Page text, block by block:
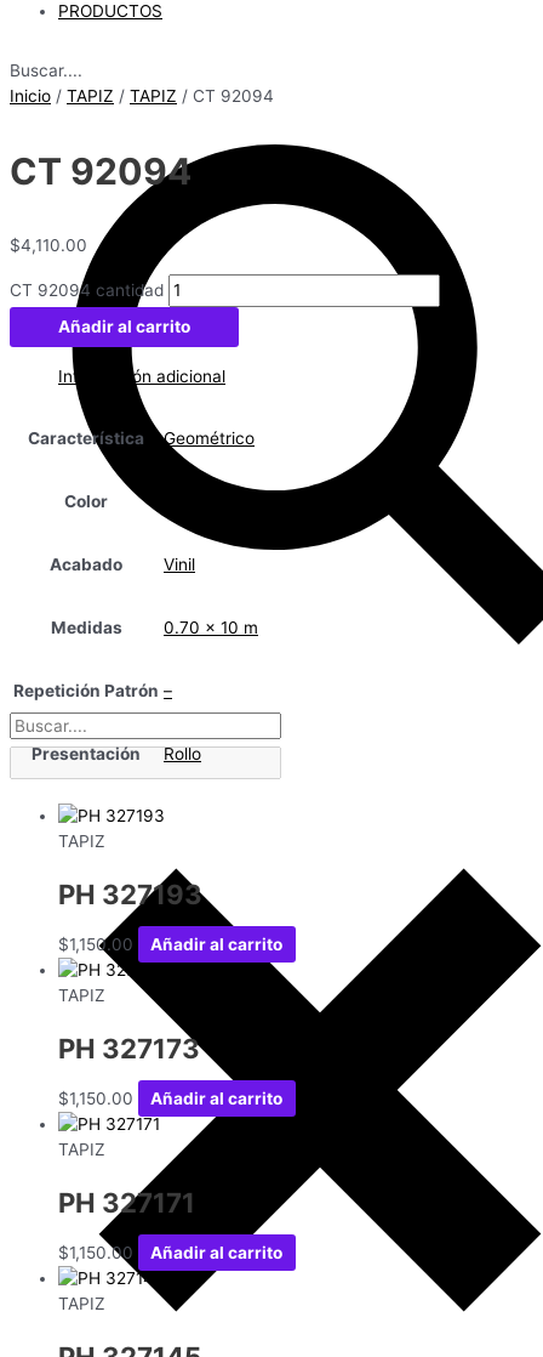
PRODUCTOS
Buscar....
Inicio / TAPIZ / TAPIZ / CT 92094
CT 92094
$4,110.00
CT 92094 cantidad
Añadir al carrito
Información adicional
Característica Geométrico
Color
Acabado Vinil
Medidas 0.70 x 10 m
Repetición Patrón –
Presentación Rollo
TAPIZ
PH 327193
$1,150.00 Añadir al carrito
TAPIZ
PH 327173
$1,150.00 Añadir al carrito
TAPIZ
PH 327171
$1,150.00 Añadir al carrito
TAPIZ